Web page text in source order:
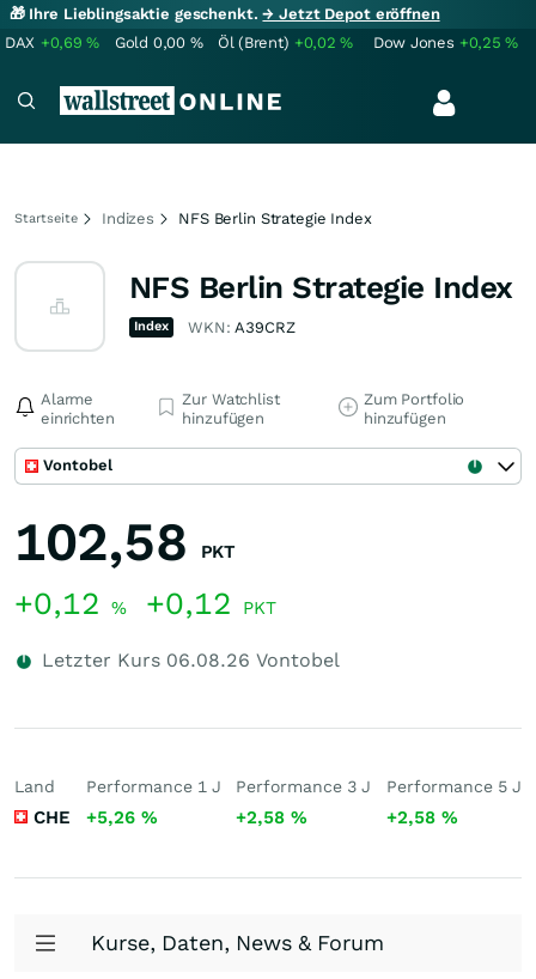
🎁 Ihre Lieblingsaktie geschenkt.→ Jetzt Depot eröffnen
DAX +0,69% Gold 0,00 % Öl (Brent) +0,02% Dow Jones +0,25%
Startseite Indizes NFS Berlin Strategie Index
NFS Berlin Strategie Index
Index WKN:A39CRZ
Alarme
einrichten
Zur Watchlist
hinzufügen
Zum Portfolio
hinzufügen
Vontobel
102,58 PKT
+0,12 % +0,12 PKT
Letzter Kurs 06.08.26 Vontobel
Land
CHE
Performance 1 J
+5,26 %
Performance 3 J
+2,58%
Performance 5 J
+2,58 %
Kurse, Daten, News & Forum